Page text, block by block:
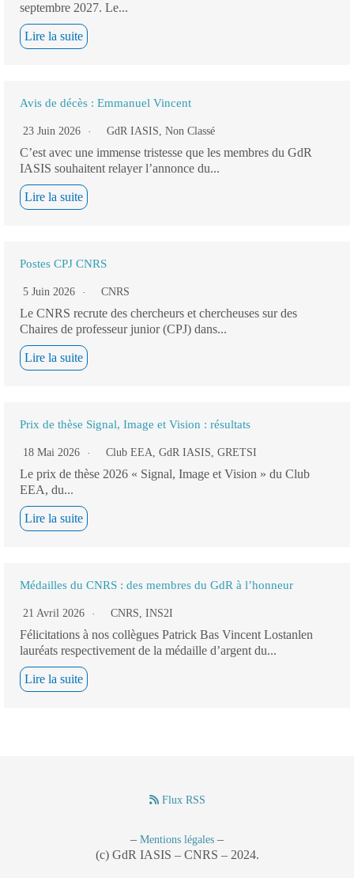
septembre 2027. Le...
Lire la suite
Avis de décès : Emmanuel Vincent
23 Juin 2026 GdR IASIS, Non Classé
C’est avec une immense tristesse que les membres du GdR
IASIS souhaitent relayer l’annonce du...
Lire la suite
Postes CPJ CNRS
5 Juin 2026 CNRS
Le CNRS recrute des chercheurs et chercheuses sur des
Chaires de professeur junior (CPJ) dans...
Lire la suite
Prix de thèse Signal, Image et Vision : résultats
18 Mai 2026 Club EEA, GdR IASIS, GRETSI
Le prix de thèse 2026 « Signal, Image et Vision » du Club
EEA, du...
Lire la suite
Médailles du CNRS : des membres du GdR à l’honneur
21 Avril 2026 CNRS, INS2I
Félicitations à nos collègues Patrick Bas Vincent Lostanlen
lauréats respectivement de la médaille d’argent du...
Lire la suite
Flux RSS
– Mentions légales –
(c) GdR IASIS – CNRS – 2024.